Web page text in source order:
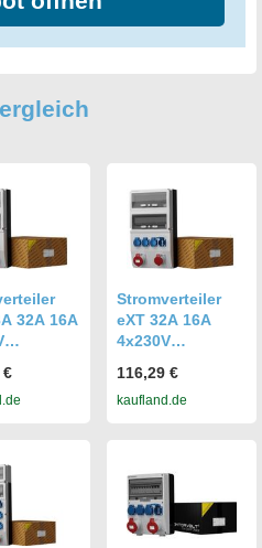
32A 16A
2360
€
Stromverteiler
eXT 32A 16A
4x230V
r Doktorvolt 2322
116,29 €
kaufland.de